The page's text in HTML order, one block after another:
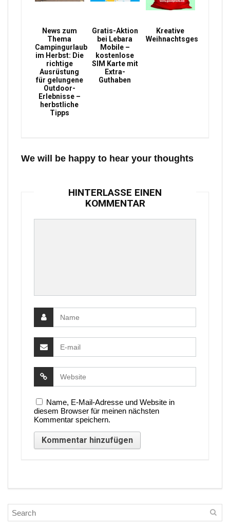
News zum
Thema
Campingurlaub
im Herbst: Die
richtige
Ausrüstung
für gelungene
Outdoor-
Erlebnisse –
herbstliche
Tipps
Gratis-Aktion
bei Lebara
Mobile –
kostenlose
SIM Karte mit
Extra-
Guthaben
Kreative
Weihnachtsgeschenke
We will be happy to hear your thoughts
HINTERLASSE EINEN
KOMMENTAR
Name, E-Mail-Adresse und Website in
diesem Browser für meinen nächsten
Kommentar speichern.